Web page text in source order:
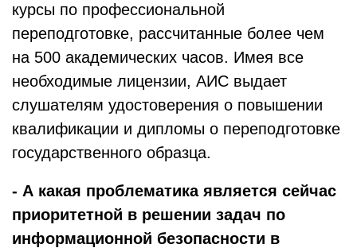
курсы по профессиональной
переподготовке, рассчитанные более чем
на 500 академических часов. Имея все
необходимые лицензии, АИС выдает
слушателям удостоверения о повышении
квалификации и дипломы о переподготовке
государственного образца.
- А какая проблематика является сейчас
приоритетной в решении задач по
информационной безопасности в